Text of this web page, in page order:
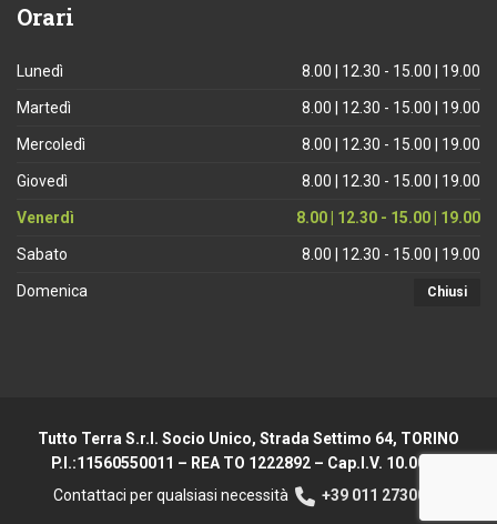
Orari
Lunedì 8.00 | 12.30 - 15.00 | 19.00
Martedì 8.00 | 12.30 - 15.00 | 19.00
Mercoledì 8.00 | 12.30 - 15.00 | 19.00
Giovedì 8.00 | 12.30 - 15.00 | 19.00
Venerdì 8.00 | 12.30 - 15.00 | 19.00
Sabato 8.00 | 12.30 - 15.00 | 19.00
Domenica Chiusi
Tutto Terra S.r.l. Socio Unico, Strada Settimo 64, TORINO
P.I.:11560550011 – REA TO 1222892 – Cap.I.V. 10.000 €
Contattaci per qualsiasi necessità
+39 011 2730044